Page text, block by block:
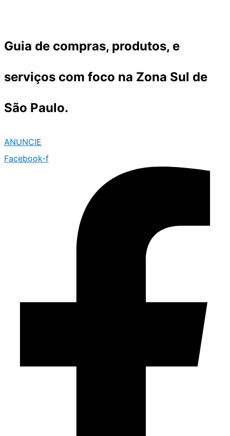
o
Guia de compras, produtos, e
serviços com foco na Zona Sul de
São Paulo.
ANUNCIE
Facebook-f